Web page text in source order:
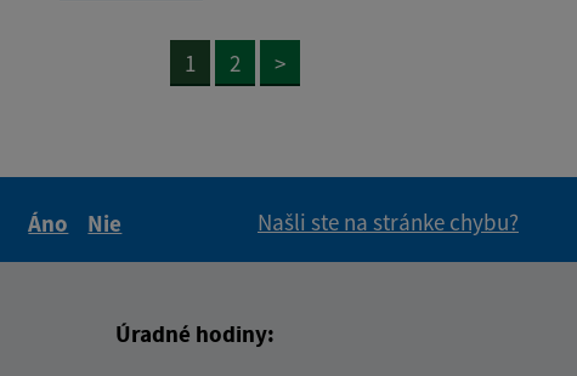
1 2 >
Áno
Nie
Našli ste na stránke chybu?
Úradné hodiny: